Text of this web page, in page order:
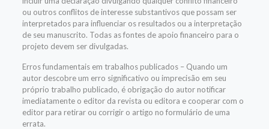
ou outros conflitos de interesse substantivos que possam ser
interpretados para influenciar os resultados ou a interpretação
de seu manuscrito. Todas as fontes de apoio financeiro para o
projeto devem ser divulgadas.
Erros fundamentais em trabalhos publicados – Quando um
autor descobre um erro significativo ou imprecisão em seu
próprio trabalho publicado, é obrigação do autor notificar
imediatamente o editor da revista ou editora e cooperar com o
editor para retirar ou corrigir o artigo no formulário de uma
errata.